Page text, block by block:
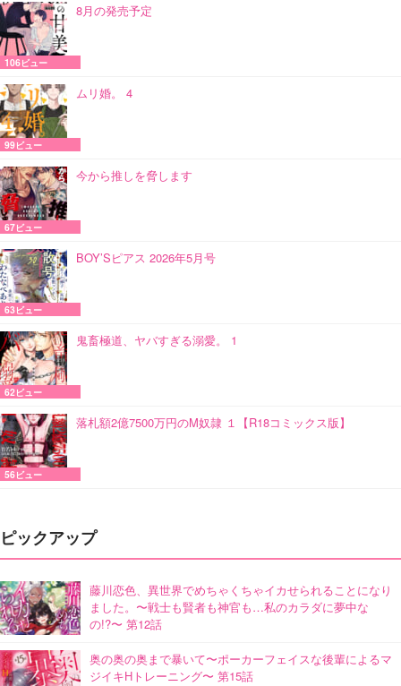
8月の発売予定
106ビュー
ムリ婚。 4
99ビュー
今から推しを脅します
67ビュー
BOY’Sピアス 2026年5月号
63ビュー
鬼畜極道、ヤバすぎる溺愛。 1
62ビュー
落札額2億7500万円のM奴隷 １【R18コミックス版】
56ビュー
ピックアップ
藤川恋色、異世界でめちゃくちゃイカせられることになり
ました。〜戦士も賢者も神官も…私のカラダに夢中な
の!?〜 第12話
奥の奥の奥まで暴いて〜ポーカーフェイスな後輩によるマ
ジイキHトレーニング〜 第15話